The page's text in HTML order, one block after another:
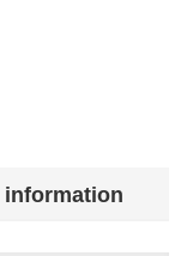
information